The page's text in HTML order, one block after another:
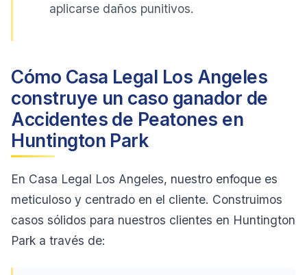
aplicarse daños punitivos.
Cómo Casa Legal Los Angeles
construye un caso ganador de
Accidentes de Peatones en
Huntington Park
En Casa Legal Los Angeles, nuestro enfoque es
meticuloso y centrado en el cliente. Construimos
casos sólidos para nuestros clientes en Huntington
Park a través de: